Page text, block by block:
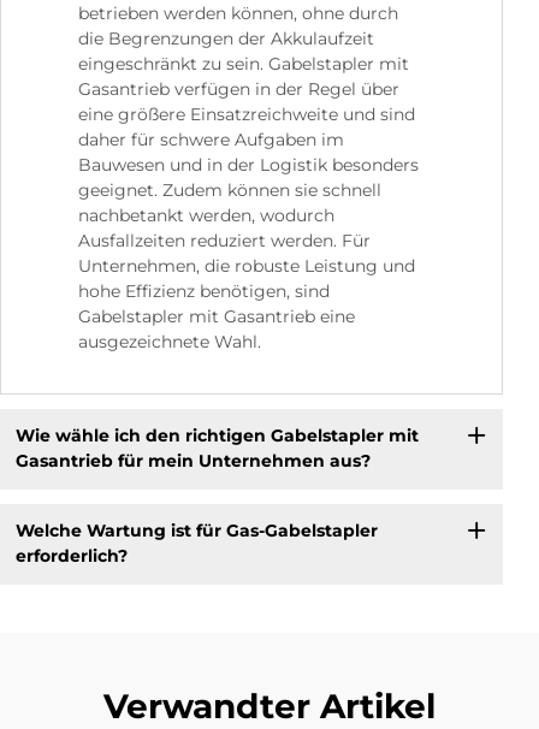
betrieben werden können, ohne durch
die Begrenzungen der Akkulaufzeit
eingeschränkt zu sein. Gabelstapler mit
Gasantrieb verfügen in der Regel über
eine größere Einsatzreichweite und sind
daher für schwere Aufgaben im
Bauwesen und in der Logistik besonders
geeignet. Zudem können sie schnell
nachbetankt werden, wodurch
Ausfallzeiten reduziert werden. Für
Unternehmen, die robuste Leistung und
hohe Effizienz benötigen, sind
Gabelstapler mit Gasantrieb eine
ausgezeichnete Wahl.
Wie wähle ich den richtigen Gabelstapler mit
Gasantrieb für mein Unternehmen aus?
Welche Wartung ist für Gas-Gabelstapler
erforderlich?
Verwandter Artikel